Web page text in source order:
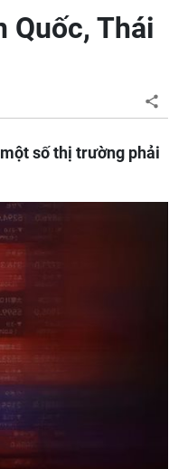
Quốc, Thái
số thị trường phải